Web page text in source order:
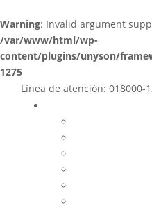
Warning: Invalid argument
/var/www/html/wp-
content/plugins/unyson/
1275
Línea de atención: 018000-